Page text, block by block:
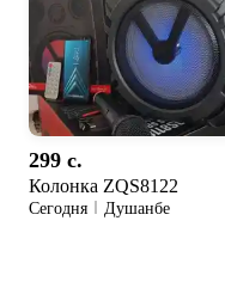
299 c.
Колонка ZQS8122
Сегодня Душанбе